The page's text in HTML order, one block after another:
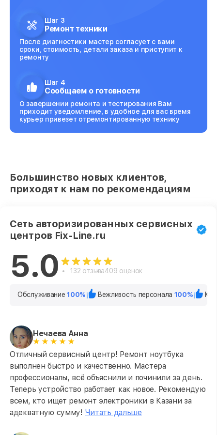
Шаг 3
Ремонт техники
После диагностики мастер согласует с вами
сроки, стоимость, детали заказа и приступит к
ремонту
Шаг 4
Сообщаем о готовности
О завершении ремонта и тестирования Вам
приходит уведомление, в удобное для вас время
курьер привезет отремонтированную технику
Большинство новых клиентов,
приходят к нам по рекомендациям
Сеть авторизированных сервисных
центров Fix-Line.ru
5.0 132 отзыва409 оценок
Обслуживание100% Вежливость персонала 100%
Нечаева Анна
Отличный сервисный центр! Ремонт ноутбука
выполнен быстро и качественно. Мастера
профессионалы, всё объяснили и починили за день.
Теперь устройство работает как новое. Рекомендую
всем, кто ищет ремонт электроники в Казани за
адекватную сумму! Читать дальше